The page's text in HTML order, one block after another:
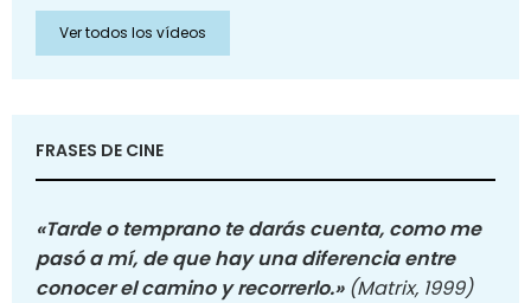
Ver todos los vídeos
FRASES DE CINE
«Tarde o temprano te darás cuenta, como me
pasó a mí, de que hay una diferencia entre
conocer el camino y recorrerlo.» (Matrix, 1999)